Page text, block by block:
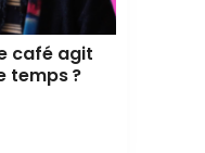
café agit
temps ?